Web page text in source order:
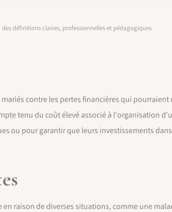
définitions claires, professionnelles et pédagogiques.
contre les pertes financières qui pourraient
tenu du coût élevé associé à l'organisation
ou pour garantir que leurs investissements
raison de diverses situations, comme une